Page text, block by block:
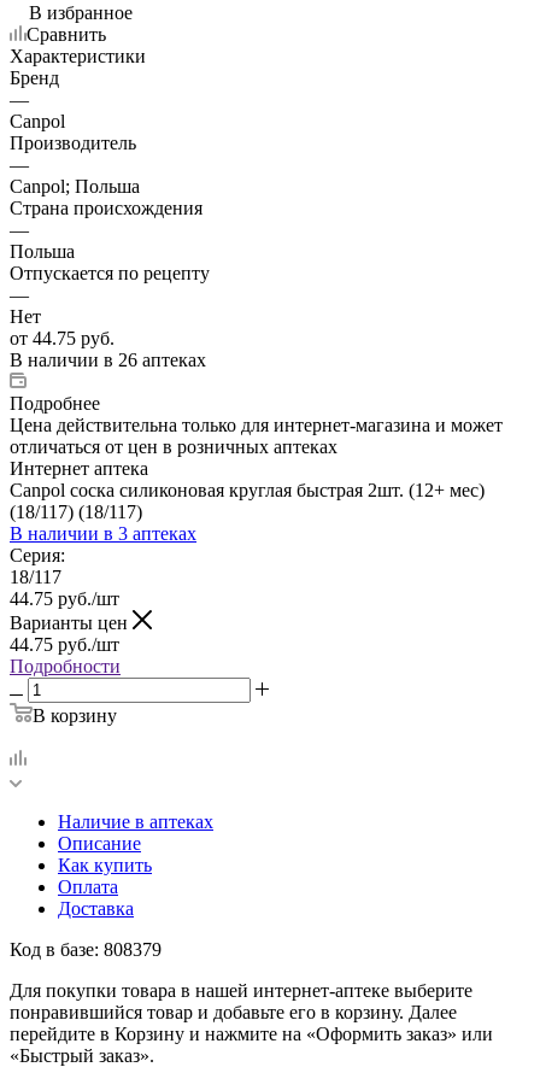
В избранное
Сравнить
Характеристики
Бренд
—
Canpol
Производитель
—
Canpol; Польша
Страна происхождения
—
Польша
Отпускается по рецепту
—
Нет
от 44.75 руб.
В наличии в 26 аптеках
Подробнее
Цена действительна только для интернет-магазина и может
отличаться от цен в розничных аптеках
Интернет аптека
Canpol соска силиконовая круглая быстрая 2шт. (12+ мес)
(18/117) (18/117)
В наличии в 3 аптеках
Серия:
18/117
44.75 руб./шт
Варианты цен
44.75 руб./шт
Подробности
В корзину
Наличие в аптеках
Описание
Как купить
Оплата
Доставка
Код в базе: 808379
Для покупки товара в нашей интернет-аптеке выберите
понравившийся товар и добавьте его в корзину. Далее
перейдите в Корзину и нажмите на «Оформить заказ» или
«Быстрый заказ».